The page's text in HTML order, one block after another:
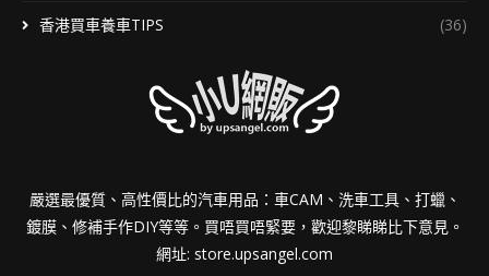
香港買車養車TIPS (36)
嚴選最優質、高性價比的汽車用品：車CAM、洗車工具、打蠟、
鍍膜、修補手作DIY等等。買唔買唔緊要，歡迎黎睇睇比下意見。
網址: store.upsangel.com